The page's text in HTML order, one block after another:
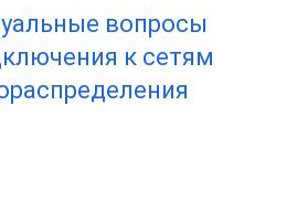
вопросы
к сетям